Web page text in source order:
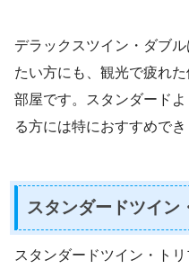
デラックスツイン・ダブ
たい方にも、観光で疲れ
部屋です。スタンダード
る方には特におすすめでき
スタンダードツイン
スタンダードツイン・ト